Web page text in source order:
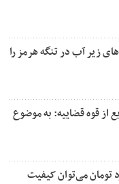
زیر آب در تنگه هرمز را
قوه قضاییه: به موضوع
هزار میلیارد تومان می‌توان کیفیت